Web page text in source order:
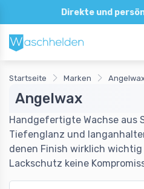
Direkte und
Startseite Marken
Angelwax
Handgefertigte Wachse aus
Tiefenglanz und
denen Finish wirklich
Lackschutz keine